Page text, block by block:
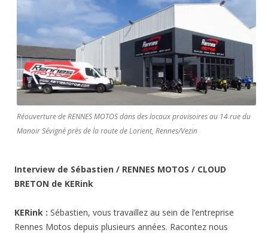
Réouverture de RENNES MOTOS dans des locaux provisoires au 14 rue du
Manoir Sévigné près de la route de Lorient, Rennes/Vezin
Interview de Sébastien / RENNES MOTOS / CLOUD
BRETON de KERink
KERink : Sébastien, vous travaillez au sein de l’entreprise
Rennes Motos depuis plusieurs années. Racontez nous